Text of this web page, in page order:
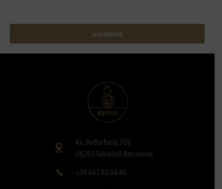
Suscribirme
Av. de Barberà, 306
08203 Sabadell Barcelona
+34 643 82 04 46